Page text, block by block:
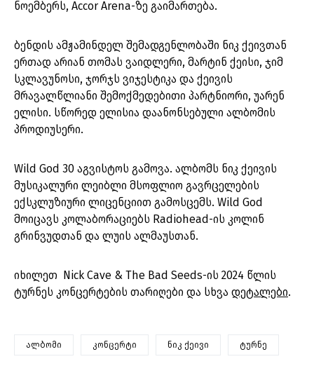
ნოემბერს, Accor Arena-ზე გაიმართება.
ბენდის ამჟამინდელ შემადგენლობაში ნიკ ქეივთან
ერთად არიან თომას ვაიდლერი, მარტინ ქეისი, ჯიმ
სკლავუნოსი, ჯორჯს ვიჯესტიკა და ქეივის
მრავალწლიანი შემოქმედებითი პარტნიორი, უარენ
ელისი. სწორედ ელისია დაანონსებული ალბომის
პროდიუსერი.
Wild God 30 აგვისტოს გამოვა. ალბომს ნიკ ქეივის
მუსიკალური ლეიბლი მსოფლიო გავრცელების
ექსკლუზიური ლიცენციით გამოსცემს. Wild God
მოიცავს კოლაბორაციებს Radiohead-ის კოლინ
გრინვუდთან და ლუის ალმაუსთან.
იხილეთ Nick Cave & The Bad Seeds-ის 2024 წლის
ტურნეს კონცერტების თარიღები და სხვა დეტალები.
ალბომი კონცერტი ნიკ ქეივი ტურნე